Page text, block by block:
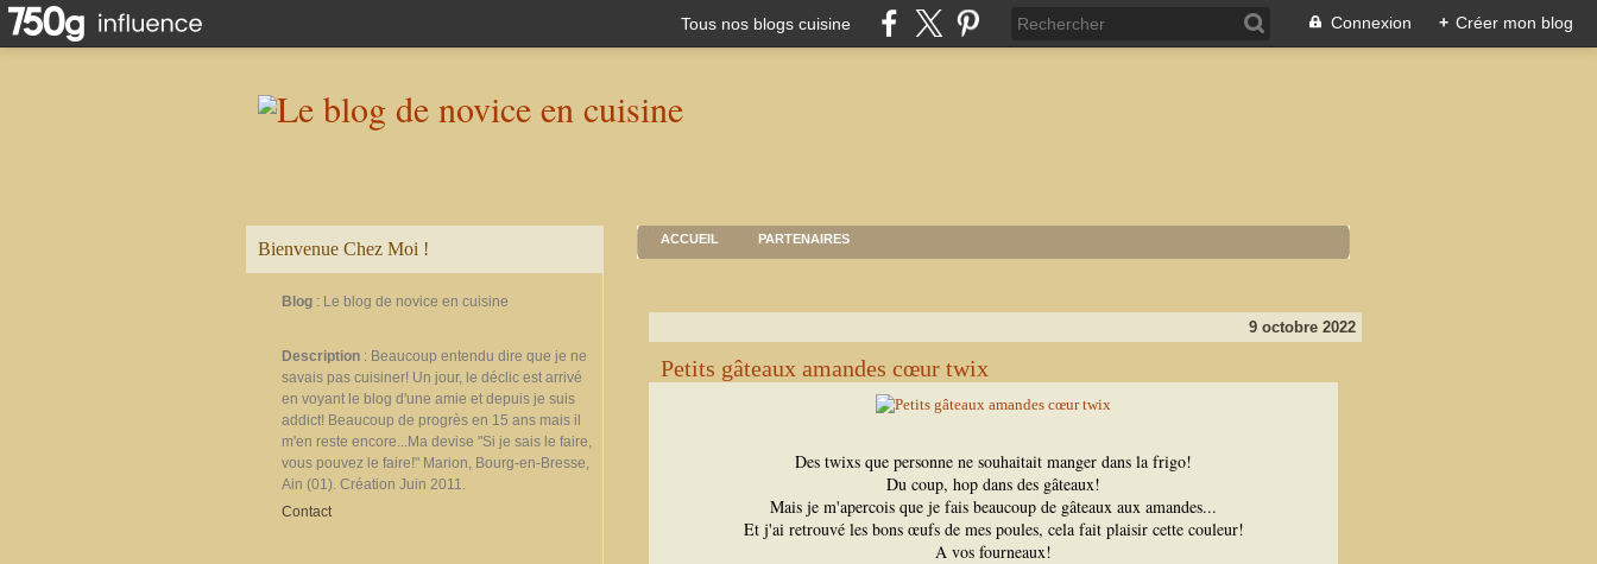
Tous nos blogs cuisine Connexion + Créer mon blog
Bienvenue Chez Moi !
Blog : Le blog de novice en cuisine
Description : Beaucoup entendu dire que je ne
savais pas cuisiner! Un jour, le déclic est arrivé
en voyant le blog d'une amie et depuis je suis
addict! Beaucoup de progrès en 15 ans mais il
m'en reste encore...Ma devise "Si je sais le faire,
vous pouvez le faire!" Marion, Bourg-en-Bresse,
Ain (01). Création Juin 2011.
Contact
ACCUEIL PARTENAIRES
9 octobre 2022
Petits gâteaux amandes cœur twix
Des twixs que personne ne souhaitait manger dans la frigo!
Du coup, hop dans des gâteaux!
Mais je m'apercois que je fais beaucoup de gâteaux aux amandes...
Et j'ai retrouvé les bons œufs de mes poules, cela fait plaisir cette couleur!
A vos fourneaux!